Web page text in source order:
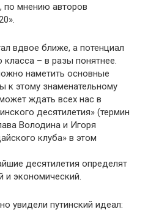
по мнению авторов
вдвое ближе, а потенциал
класса – в разы понятнее.
наметить основные
к этому знаменательному
ждать всех нас в
десятилетия» (термин
Володина и Игоря
клуба» в этом
десятилетия определят
и экономический.
увидели путинский идеал: